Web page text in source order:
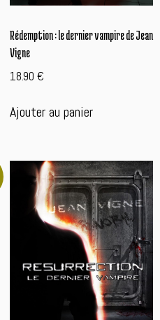
Rédemption : le dernier vampire de Jean
Vigne
18.90 €
Ajouter au panier